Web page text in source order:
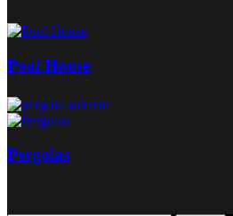
Pool House
Pergolas